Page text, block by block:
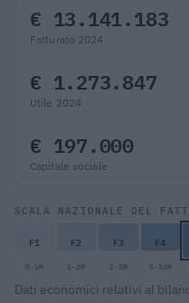
€ 13.141.183
Fatturato 2024
€ 1.273.847
Utile 2024
€ 197.000
Capitale sociale
SCALA NAZIONALE DEL
F1 F2 F3 F4
0-1M 1-2M 2-5M 5-10M
Dati economici relativi al